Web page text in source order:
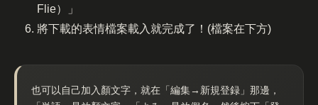
Flie）」
將下載的表情檔案載入就完成了！(檔案在下方)
也可以自己加入顏文字，就在「編集→新規登録」那邊，